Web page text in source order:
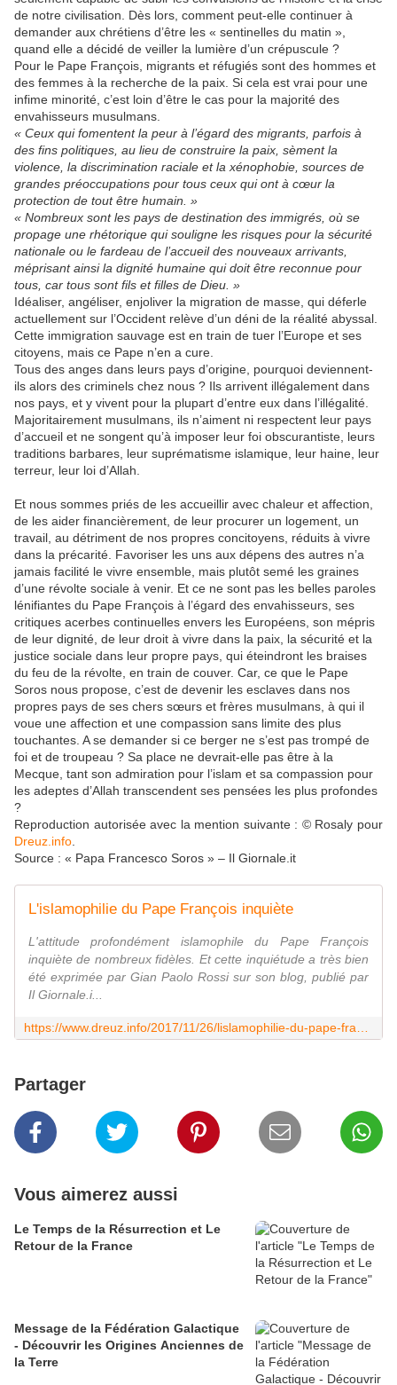
de notre civilisation. Dès lors, comment peut-elle continuer à
demander aux chrétiens d’être les « sentinelles du matin »,
quand elle a décidé de veiller la lumière d’un crépuscule ?
Pour le Pape François, migrants et réfugiés sont des hommes et
des femmes à la recherche de la paix. Si cela est vrai pour une
infime minorité, c’est loin d’être le cas pour la majorité des
envahisseurs musulmans.
« Ceux qui fomentent la peur à l’égard des migrants, parfois à
des fins politiques, au lieu de construire la paix, sèment la
violence, la discrimination raciale et la xénophobie, sources de
grandes préoccupations pour tous ceux qui ont à cœur la
protection de tout être humain. »
« Nombreux sont les pays de destination des immigrés, où se
propage une rhétorique qui souligne les risques pour la sécurité
nationale ou le fardeau de l’accueil des nouveaux arrivants,
méprisant ainsi la dignité humaine qui doit être reconnue pour
tous, car tous sont fils et filles de Dieu. »
Idéaliser, angéliser, enjoliver la migration de masse, qui déferle
actuellement sur l’Occident relève d’un déni de la réalité abyssal.
Cette immigration sauvage est en train de tuer l’Europe et ses
citoyens, mais ce Pape n’en a cure.
Tous des anges dans leurs pays d’origine, pourquoi deviennent-
ils alors des criminels chez nous ? Ils arrivent illégalement dans
nos pays, et y vivent pour la plupart d’entre eux dans l’illégalité.
Majoritairement musulmans, ils n’aiment ni respectent leur pays
d’accueil et ne songent qu’à imposer leur foi obscurantiste, leurs
traditions barbares, leur suprématisme islamique, leur haine, leur
terreur, leur loi d’Allah.
Et nous sommes priés de les accueillir avec chaleur et affection,
de les aider financièrement, de leur procurer un logement, un
travail, au détriment de nos propres concitoyens, réduits à vivre
dans la précarité. Favoriser les uns aux dépens des autres n’a
jamais facilité le vivre ensemble, mais plutôt semé les graines
d’une révolte sociale à venir. Et ce ne sont pas les belles paroles
lénifiantes du Pape François à l’égard des envahisseurs, ses
critiques acerbes continuelles envers les Européens, son mépris
de leur dignité, de leur droit à vivre dans la paix, la sécurité et la
justice sociale dans leur propre pays, qui éteindront les braises
du feu de la révolte, en train de couver. Car, ce que le Pape
Soros nous propose, c’est de devenir les esclaves dans nos
propres pays de ses chers sœurs et frères musulmans, à qui il
voue une affection et une compassion sans limite des plus
touchantes. A se demander si ce berger ne s’est pas trompé de
foi et de troupeau ? Sa place ne devrait-elle pas être à la
Mecque, tant son admiration pour l’islam et sa compassion pour
les adeptes d’Allah transcendent ses pensées les plus profondes
?
Reproduction autorisée avec la mention suivante : © Rosaly pour
Dreuz.info
Source : « Papa Francesco Soros » – Il Giornale.it
L'islamophilie du Pape François inquiète
L'attitude profondément islamophile du Pape François
inquiète de nombreux fidèles. Et cette inquiétude a très bien
été exprimée par Gian Paolo Rossi sur son blog, publié par
Il Giornale.i...
Partager
Vous aimerez aussi
Le Temps de la Résurrection et Le
Retour de la France
Message de la Fédération Galactique
- Découvrir les Origines Anciennes de
la Terre